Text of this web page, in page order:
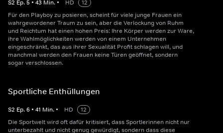
S2 Ep.5 • 43 Min. • HD
12
Für den Playboy zu posieren, scheint für viele junge Frauen ein
wahrgewordener Traum zu sein, aber die Verlockung von Ruhm
und Reichtum hat einen hohen Preis: Ihre Körper werden zur Ware,
ihre Wahlmöglichkeiten werden von einem Unternehmen
eingeschränkt, das aus ihrer Sexualität Profit schlagen will, und
manchmal werden den Frauen keine Türen geöffnet, sondern
sogar verschlossen.
Sportliche Enthüllungen
S2 Ep.6 • 41 Min. • HD
12
Die Sportwelt wird oft dafür kritisiert, dass Sportlerinnen nicht nur
unterbezahlt und nicht genug gewürdigt, sondern dass diese